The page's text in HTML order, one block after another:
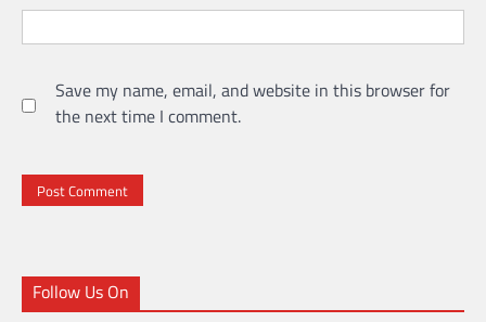
Save my name, email, and website in this browser for
the next time I comment.
Follow Us On